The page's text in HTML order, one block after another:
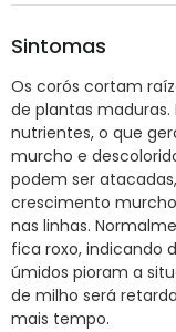
Sintomas
Os corós cortam
de plantas
nutrientes, o que
murcho e
podem ser
crescimento
nas linhas.
fica roxo, indicando
úmidos pioram a
de milho será
mais tempo.